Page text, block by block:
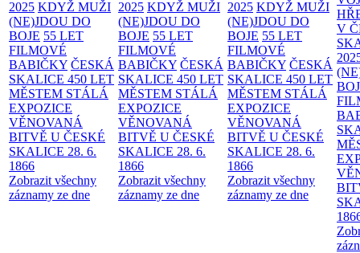
2025 KDYŽ MUŽI
(NE)JDOU DO
BOJE 55 LET
FILMOVÉ
BABIČKY ČESKÁ
SKALICE 450 LET
MĚSTEM STÁLÁ
EXPOZICE
VĚNOVANÁ
BITVĚ U ČESKÉ
SKALICE 28. 6.
1866
Zobrazit všechny
záznamy ze dne
2025 KDYŽ MUŽI
(NE)JDOU DO
BOJE 55 LET
FILMOVÉ
BABIČKY ČESKÁ
SKALICE 450 LET
MĚSTEM STÁLÁ
EXPOZICE
VĚNOVANÁ
BITVĚ U ČESKÉ
SKALICE 28. 6.
1866
Zobrazit všechny
záznamy ze dne
2025 KDYŽ MUŽI
(NE)JDOU DO
BOJE 55 LET
FILMOVÉ
BABIČKY ČESKÁ
SKALICE 450 LET
MĚSTEM STÁLÁ
EXPOZICE
VĚNOVANÁ
BITVĚ U ČESKÉ
SKALICE 28. 6.
1866
Zobrazit všechny
záznamy ze dne
V